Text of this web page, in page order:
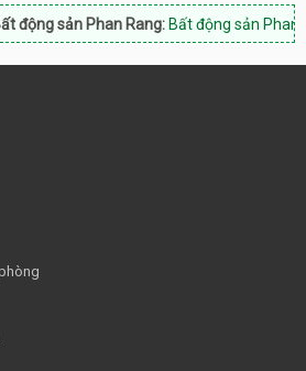
sản Phan Rang:Bất động sản Phan